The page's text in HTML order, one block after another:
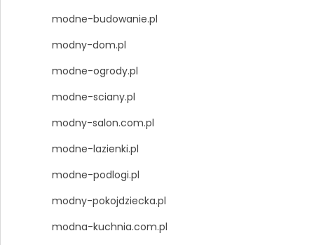
modne-budowanie.pl
modny-dom.pl
modne-ogrody.pl
modne-sciany.pl
modny-salon.com.pl
modne-lazienki.pl
modne-podlogi.pl
modny-pokojdziecka.pl
modna-kuchnia.com.pl